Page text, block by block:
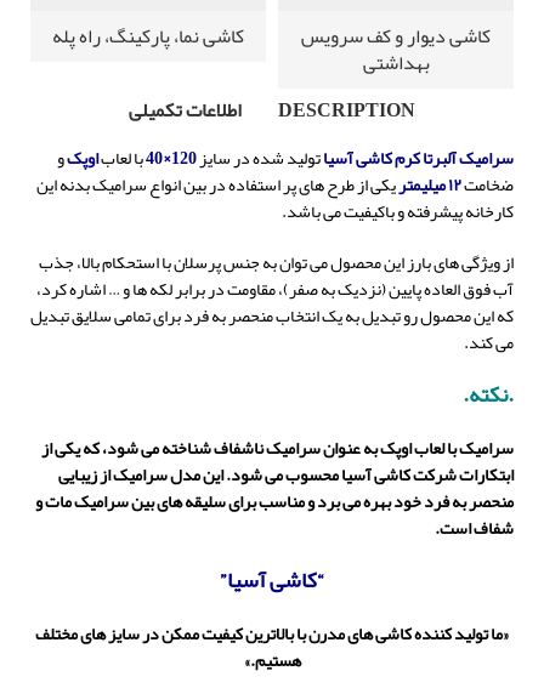
کاشی دیوار و کف سرویس
بهداشتی
کاشی نما، پارکینگ، راه پله
DESCRIPTION
اطلاعات تکمیلی
سرامیک آلبرتا کرمکاشیآسیاتولید شده در سایز120×40 با لعاباوپکو
ضخامت۱۲ میلیمتر یکی از طرح های پر استفاده در بین انواع سرامیک بدنه این
کارخانه پیشرفته و باکیفیت می باشد.
از ویژگی های بارز این محصول می توان به جنس پرسلان با استحکام بالا، جذب
آب فوق العاده پایین (نزدیک به صفر)، مقاومت در برابر لکه ها و … اشاره کرد،
که این محصول رو تبدیل به یک انتخاب منحصر به فرد برای تمامی سلایق تبدیل
می کند.
.نکته.
سرامیک با لعاب اوپک به عنوان سرامیک ناشفاف شناخته می شود، که یکی از
ابتکارات شرکت کاشی آسیا محسوب می شود. این مدل سرامیک از زیبایی
منحصر به فرد خود بهره می برد و مناسب برای سلیقه های بین سرامیک مات و
شفاف است.
“کاشی آسیا”
«ما تولید کننده کاشی های مدرن با بالاترین کیفیت ممکن در سایز های مختلف
هستیم.»